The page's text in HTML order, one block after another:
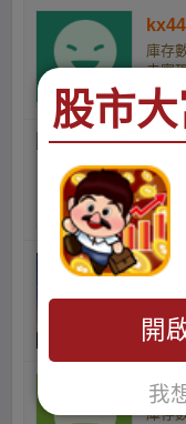
庫存
未實
報酬
賴冠
庫存
未實
報酬
凜櫻
未實
報酬
HK
庫存
股市
開
我